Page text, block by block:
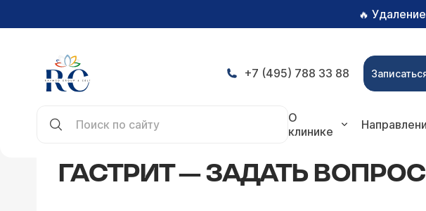
🔥
+7 (495) 788 33 88
О
клинике
ГАСТРИТ — ЗАДАТЬ